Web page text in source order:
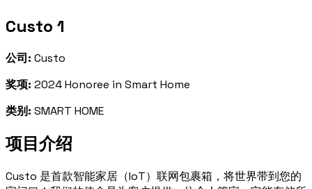
Custo 1
公司: Custo
奖项: 2024 Honoree in Smart Home
类别: SMART HOME
项目介绍
Custo 是首款智能家居（IoT）联网包裹箱，将世界带到您的